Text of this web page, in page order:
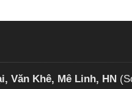
Văn Khê, Mê Linh, HN